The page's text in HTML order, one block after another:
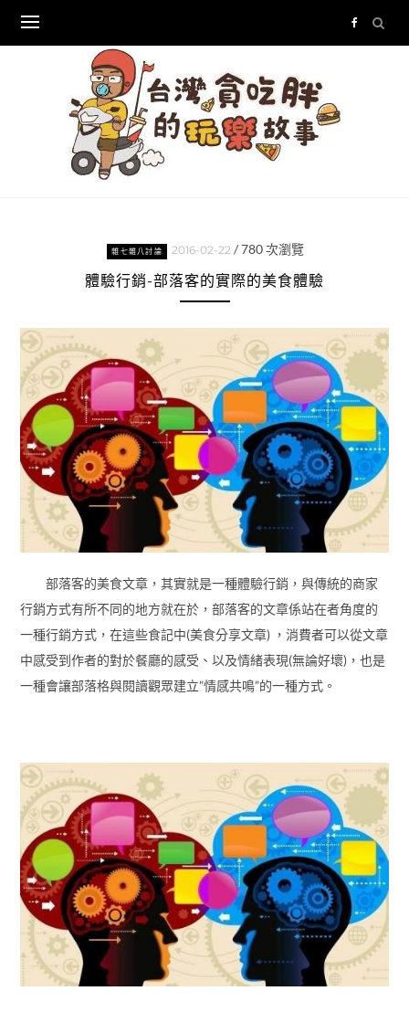
content
雜七雜八討論 2016-02-22 /780次瀏覽
體驗行銷-部落客的實際的美食體驗
部落客的美食文章，其實就是一種體驗行銷，與傳統的商家
行銷方式有所不同的地方就在於，部落客的文章係站在者角度的
一種行銷方式，在這些食記中(美食分享文章) ，消費者可以從文章
中感受到作者的對於餐廳的感受、以及情緒表現(無論好壞)，也是
一種會讓部落格與閱讀觀眾建立”情感共鳴”的一種方式。